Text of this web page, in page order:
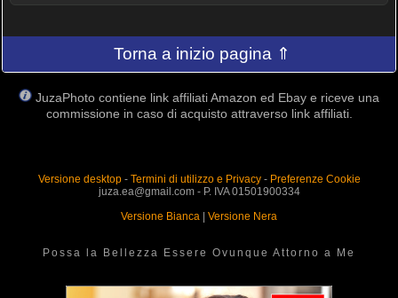
Torna a inizio pagina ⇑
JuzaPhoto contiene link affiliati Amazon ed Ebay e riceve una
commissione in caso di acquisto attraverso link affiliati.
Versione desktop- Termini di utilizzo e Privacy- Preferenze Cookie
juza.ea@gmail.com - P. IVA 01501900334
Versione Bianca
Versione Nera
Possa la Bellezza Essere Ovunque Attorno a Me